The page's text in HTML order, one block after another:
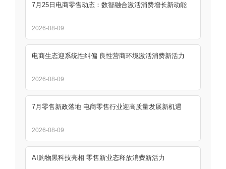
7月25日电商零售动态：数智融合激活消费增长新动能
2026-08-09
电商生态迎系统性纠偏 良性营商环境激活消费新活力
2026-08-09
7月零售新政落地 电商零售行业迎高质量发展新机遇
2026-08-09
AI购物黑科技亮相 零售新业态释放消费新活力